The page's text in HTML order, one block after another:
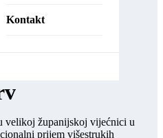
Zaželi – Ostvari II
Izjava o pristupačnosti
Kontakt
velikoj županijskoj vijećnici u
prijem višestrukih